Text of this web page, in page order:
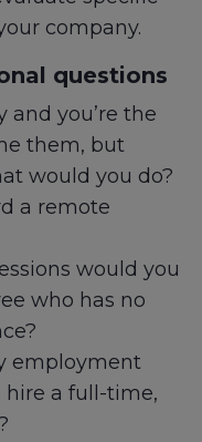
company.
questions
and you’re the
them, but
would you do?
a remote
would you
who has no
employment
a full-time,